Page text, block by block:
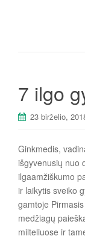
7 ilgo
23 birželio,
Ginkmedis,
išgyvenusių nuo
ilgaamžiškumo
ir laikytis sveiko
gamtoje
medžiagų
milteliuose ir